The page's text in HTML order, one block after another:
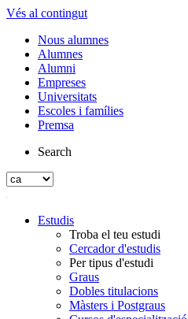
Vés al contingut
Nous alumnes
Alumnes
Alumni
Empreses
Universitats
Escoles i famílies
Premsa
Search
Estudis
Troba el teu estudi
Cercador d'estudis
Per tipus d'estudi
Graus
Dobles titulacions
Màsters i Postgraus